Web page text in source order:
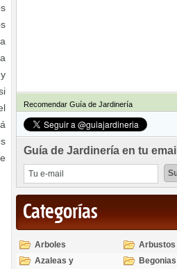
Recomendar Guía de Jardinería
Guía de Jardinería en tu email
Categorías
Arboles
Arbustos
Azaleas y
Begonias